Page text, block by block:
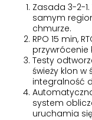
Zasada 3-2-
samym
chmurze.
RPO 15 min,
Testy
świeży klon
integralność
system
uruchamia